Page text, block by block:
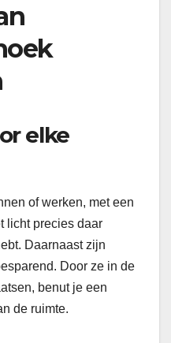
elke
of werken, met een
licht precies daar
Daarnaast zijn
Door ze in de
benut je een
de ruimte.